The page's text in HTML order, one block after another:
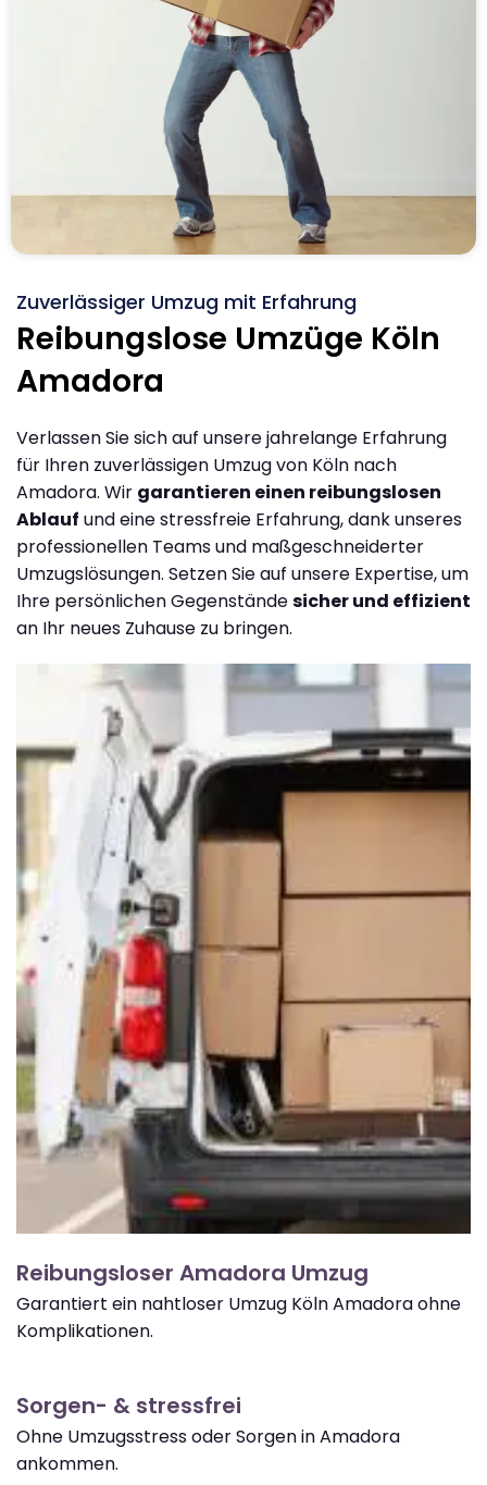
Zuverlässiger Umzug mit Erfahrung
Reibungslose Umzüge Köln
Amadora
Verlassen Sie sich auf unsere jahrelange Erfahrung
für Ihren zuverlässigen Umzug von Köln nach
Amadora. Wir garantieren einen reibungslosen
Ablauf und eine stressfreie Erfahrung, dank unseres
professionellen Teams und maßgeschneiderter
Umzugslösungen. Setzen Sie auf unsere Expertise, um
Ihre persönlichen Gegenständesicher und effizient
an Ihr neues Zuhause zu bringen.
Reibungsloser Amadora Umzug
Garantiert ein nahtloser Umzug Köln Amadora ohne
Komplikationen.
Sorgen- & stressfrei
Ohne Umzugsstress oder Sorgen in Amadora
ankommen.